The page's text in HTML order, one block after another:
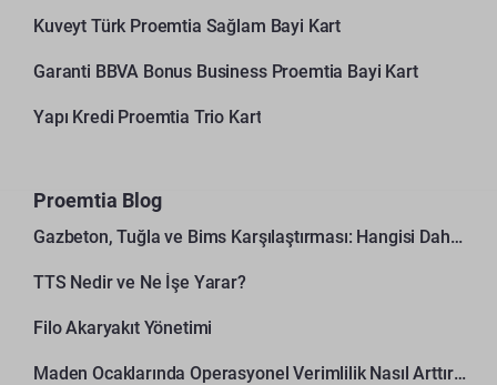
Kuveyt Türk Proemtia Sağlam Bayi Kart
Garanti BBVA Bonus Business Proemtia Bayi Kart
Yapı Kredi Proemtia Trio Kart
Proemtia Blog
Gazbeton, Tuğla ve Bims Karşılaştırması: Hangisi Daha Avantajlı?
TTS Nedir ve Ne İşe Yarar?
Filo Akaryakıt Yönetimi
Maden Ocaklarında Operasyonel Verimlilik Nasıl Arttırılır?